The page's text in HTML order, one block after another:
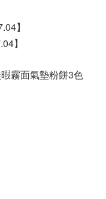
】
】
霧面氣墊粉餅3色